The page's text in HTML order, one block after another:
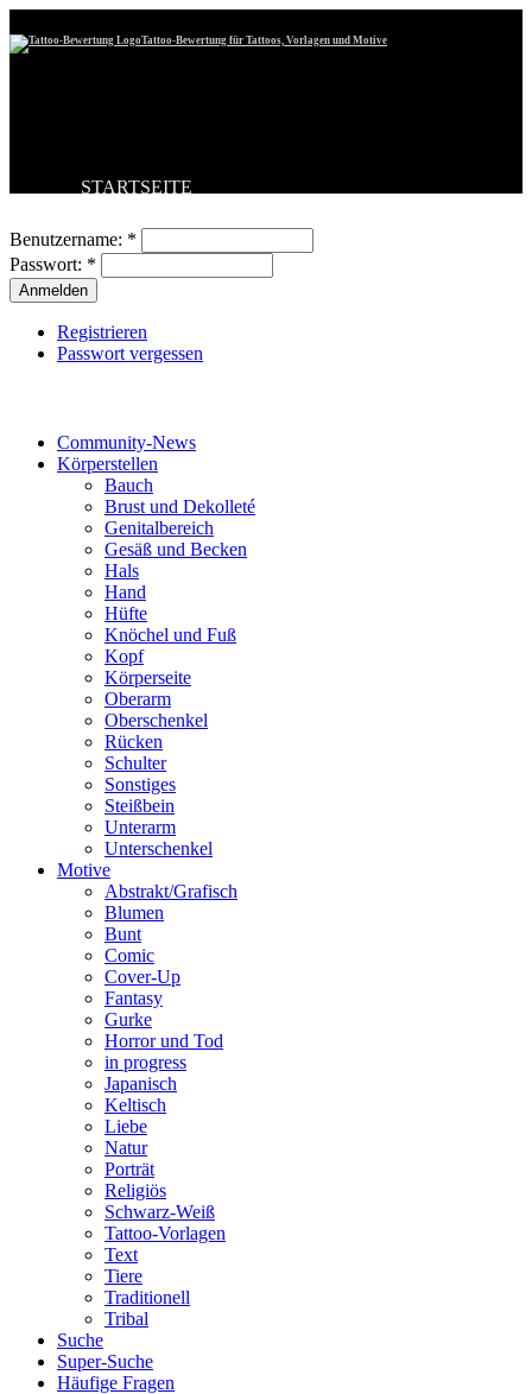
Tattoo-Bewertung für Tattoos, Vorlagen und Motive
STARTSEITE
BESTE TATTOOS
NEUESTE TATTOOS
KOMMENTARE
FORUM
Benutzername: *
Passwort: *
Registrieren
Passwort vergessen
Community-News
Körperstellen
Bauch
Brust und Dekolleté
Genitalbereich
Gesäß und Becken
Hals
Hand
Hüfte
Knöchel und Fuß
Kopf
Körperseite
Oberarm
Oberschenkel
Rücken
Schulter
Sonstiges
Steißbein
Unterarm
Unterschenkel
Motive
Abstrakt/Grafisch
Blumen
Bunt
Comic
Cover-Up
Fantasy
Gurke
Horror und Tod
in progress
Japanisch
Keltisch
Liebe
Natur
Porträt
Religiös
Schwarz-Weiß
Tattoo-Vorlagen
Text
Tiere
Traditionell
Tribal
Suche
Super-Suche
Häufige Fragen